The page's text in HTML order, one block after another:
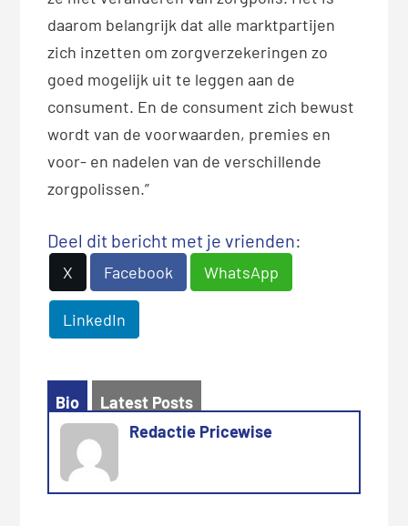
daarom belangrijk dat alle marktpartijen
zich inzetten om zorgverzekeringen zo
goed mogelijk uit te leggen aan de
consument. En de consument zich bewust
wordt van de voorwaarden, premies en
voor- en nadelen van de verschillende
zorgpolissen.”
Deel dit bericht met je vrienden:
X Facebook WhatsApp
LinkedIn
Bio
Latest Posts
Redactie Pricewise